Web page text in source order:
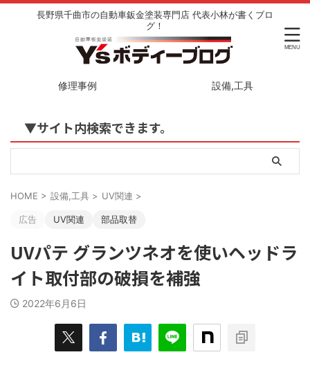
長野県千曲市の自動車鈑金塗装専門店 代表小林が書くブロ
グ！
修理事例 設備,工具
▼サイト内検索できます。
HOME > 設備,工具 > UV関連 >
広告 UV関連 部品取替
UVパテ グランツネオを使いヘッドラ
イト取付部の破損を補強
2022年6月6日